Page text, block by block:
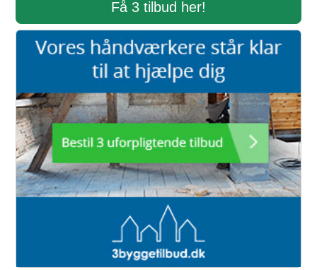
Få 3 tilbud her!